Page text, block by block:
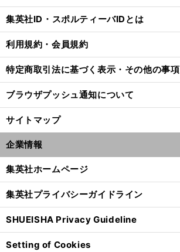
集英社ID・スポルティーバIDとは
利用規約・会員規約
特定商取引法に基づく表示・その他の事項
ブラウザプッシュ通知について
サイトマップ
企業情報
集英社ホームページ
集英社プライバシーガイドライン
SHUEISHA Privacy Guideline
Setting of Cookies